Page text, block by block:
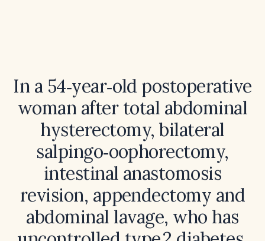
In a 54‑year‑old postoperative
woman after total abdominal
hysterectomy, bilateral
salpingo‑oophorectomy,
intestinal anastomosis
revision, appendectomy and
abdominal lavage, who has